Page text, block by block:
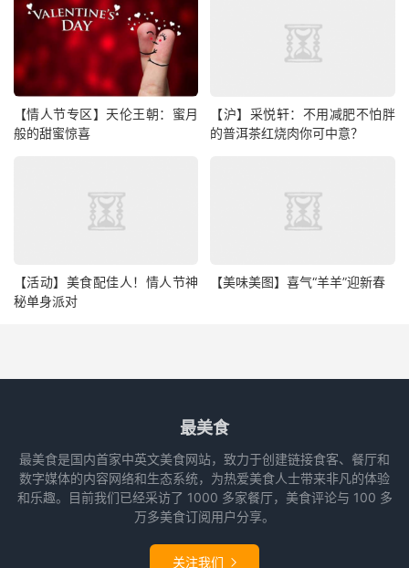
【情人节专区】天伦王朝：蜜月
般的甜蜜惊喜
【沪】采悦轩：不用减肥不怕胖
的普洱茶红烧肉你可中意？
【活动】美食配佳人！情人节神
秘单身派对
【美味美图】喜气“羊羊”迎新春
最美食
最美食是国内首家中英文美食网站，致力于创建链接食客、餐厅和
数字媒体的内容网络和生态系统，为热爱美食人士带来非凡的体验
和乐趣。目前我们已经采访了 1000 多家餐厅，美食评论与 100 多
万多美食订阅用户分享。
关注我们 